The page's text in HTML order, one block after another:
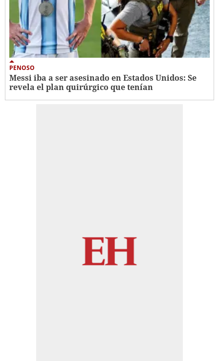
PENOSO
Messi iba a ser asesinado en Estados Unidos: Se
revela el plan quirúrgico que tenían